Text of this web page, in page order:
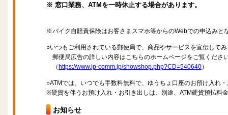
※ 窓口業務、ATMを一時休止する場合があります。
※バイク自賠責保険はお客さまスマホ等からのWebでの申込みと
○いつもご利用されている郵便局で、商品やサービスを宣伝して
郵便局広告の詳しい内容はこちらのホームページをご覧くださ
（ https://www.jp-comm.jp/showshop.php?CD=540640）
○ATMでは、いつでも手数料無料で、ゆうちょ口座のお預け入れ
※硬貨を伴うお預け入れ・お引き出しは、別途、ATM硬貨預払料
お知らせ